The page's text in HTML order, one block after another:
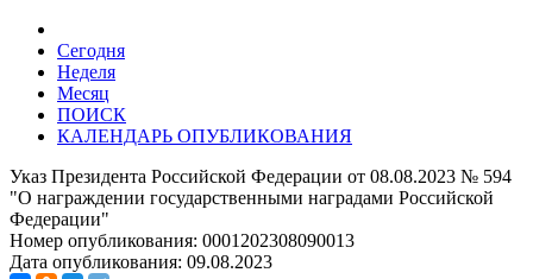
Сегодня
Неделя
Месяц
ПОИСК
КАЛЕНДАРЬ ОПУБЛИКОВАНИЯ
Указ Президента Российской Федерации от 08.08.2023 № 594
"О награждении государственными наградами Российской
Федерации"
Номер опубликования: 0001202308090013
Дата опубликования: 09.08.2023